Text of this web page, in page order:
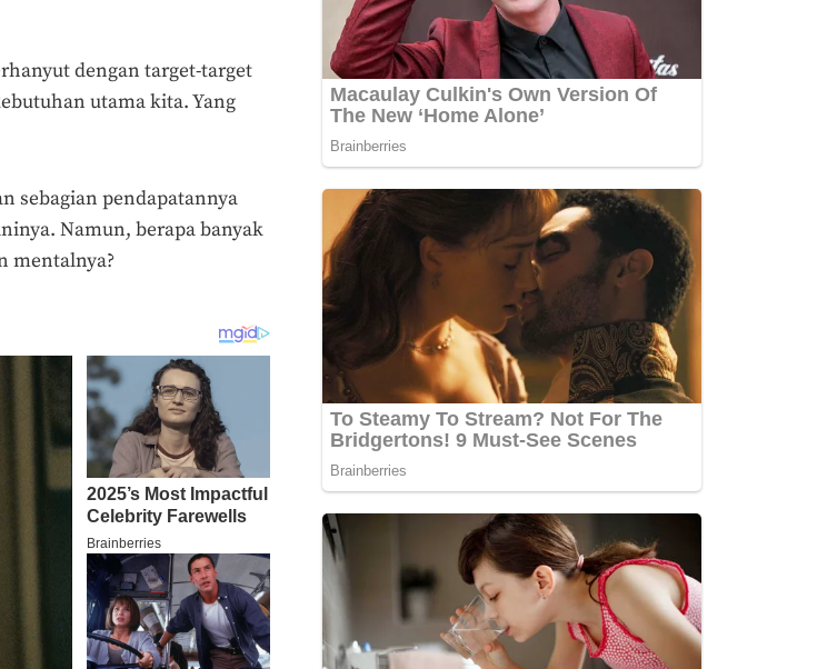
dengan target-target
utama kita. Yang
sebagian pendapatannya
Namun, berapa banyak
mentalnya?